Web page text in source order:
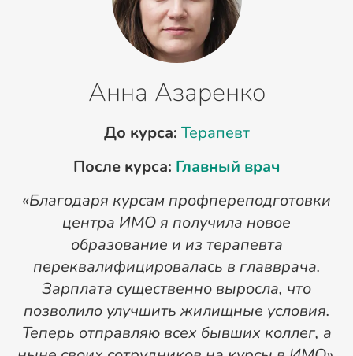
Анна Азаренко
До курса: Терапевт
После курса: Главный врач
«Благодаря курсам профпереподготовки
центра ИМО я получила новое
образование и из терапевта
переквалифицировалась в главврача.
Зарплата существенно выросла, что
позволило улучшить жилищные условия.
Теперь отправляю всех бывших коллег, а